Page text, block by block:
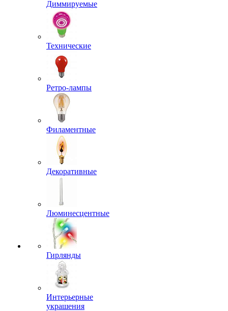
Диммируемые
Технические
Ретро-лампы
Филаментные
Декоративные
Люминесцентные
Гирлянды
Интерьерные
украшения